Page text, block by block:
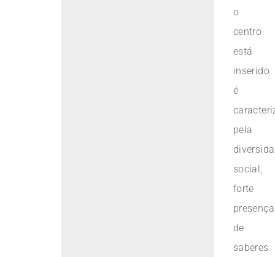
o
centro
está
inserido
é
pela
social,
forte
presença
de
saberes